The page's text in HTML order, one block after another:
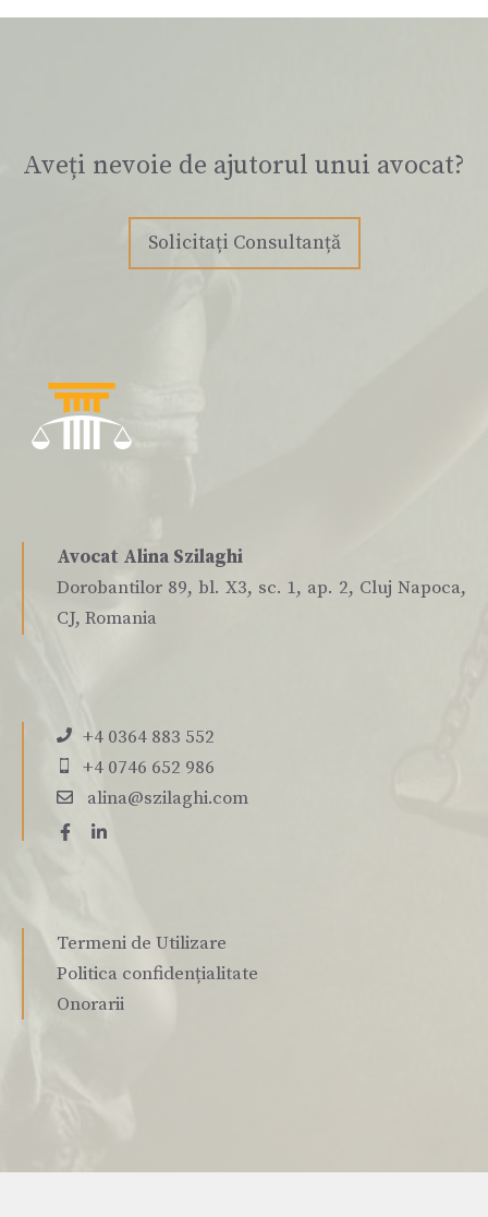
Aveți nevoie de ajutorul unui avocat?
Solicitați Consultanță
Avocat Alina Szilaghi
Dorobantilor 89, bl. X3, sc. 1, ap. 2, Cluj Napoca,
CJ, Romania
+4 0364 883 552
+4 0746 652 986
alina@szilaghi.com
Termeni de Utilizare
Politica confidențialitate
Onorarii